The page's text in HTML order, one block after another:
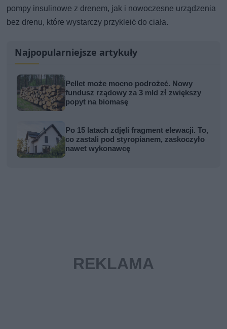
pompy insulinowe z drenem, jak i nowoczesne urządzenia
bez drenu, które wystarczy przykleić do ciała.
Najpopularniejsze artykuły
Pellet może mocno podrożeć. Nowy
fundusz rządowy za 3 mld zł zwiększy
popyt na biomasę
Po 15 latach zdjęli fragment elewacji. To,
co zastali pod styropianem, zaskoczyło
nawet wykonawcę